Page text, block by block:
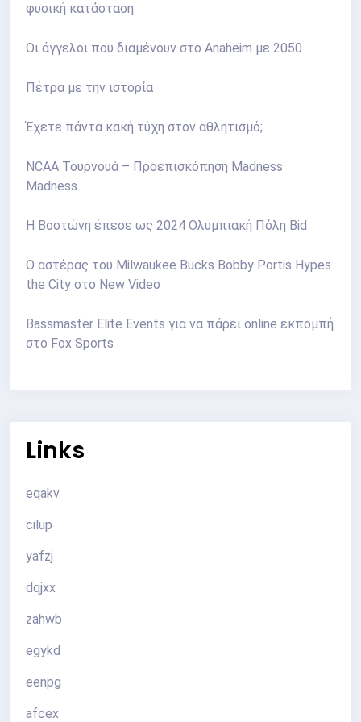
φυσική κατάσταση
Οι άγγελοι που διαμένουν στο Anaheim με 2050
Πέτρα με την ιστορία
Έχετε πάντα κακή τύχη στον αθλητισμό;
NCAA Τουρνουά – Προεπισκόπηση Madness
Madness
Η Βοστώνη έπεσε ως 2024 Ολυμπιακή Πόλη Bid
Ο αστέρας του Milwaukee Bucks Bobby Portis Hypes
the City στο New Video
Bassmaster Elite Events για να πάρει online εκπομπή
στο Fox Sports
Links
eqakv
cilup
yafzj
dqjxx
zahwb
egykd
eenpg
afcex